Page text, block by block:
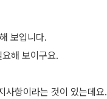
보입니다.
해 보이구요.
사항이라는 것이 있는데요.